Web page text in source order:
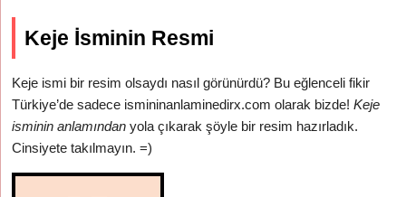
Keje İsminin Resmi
Keje ismi bir resim olsaydı nasıl görünürdü? Bu eğlenceli fikir
Türkiye’de sadece ismininanlaminedirx.com olarak bizde!Keje
isminin anlamından yola çıkarak şöyle bir resim hazırladık.
Cinsiyete takılmayın. =)